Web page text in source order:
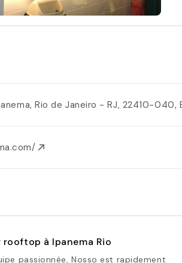
Rio de Janeiro - RJ, 22410-040,
à Ipanema Rio
passionnée, Nosso est rapidement